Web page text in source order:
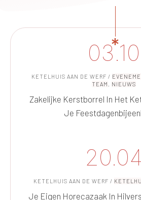
03.10
KETELHUIS AAN DE WERF /
TEAM , NIEUWS
Zakelijke Kerstborrel In Het
Je
20.04
KETELHUIS AAN DE WERF /
Je Eigen Horecazaak In